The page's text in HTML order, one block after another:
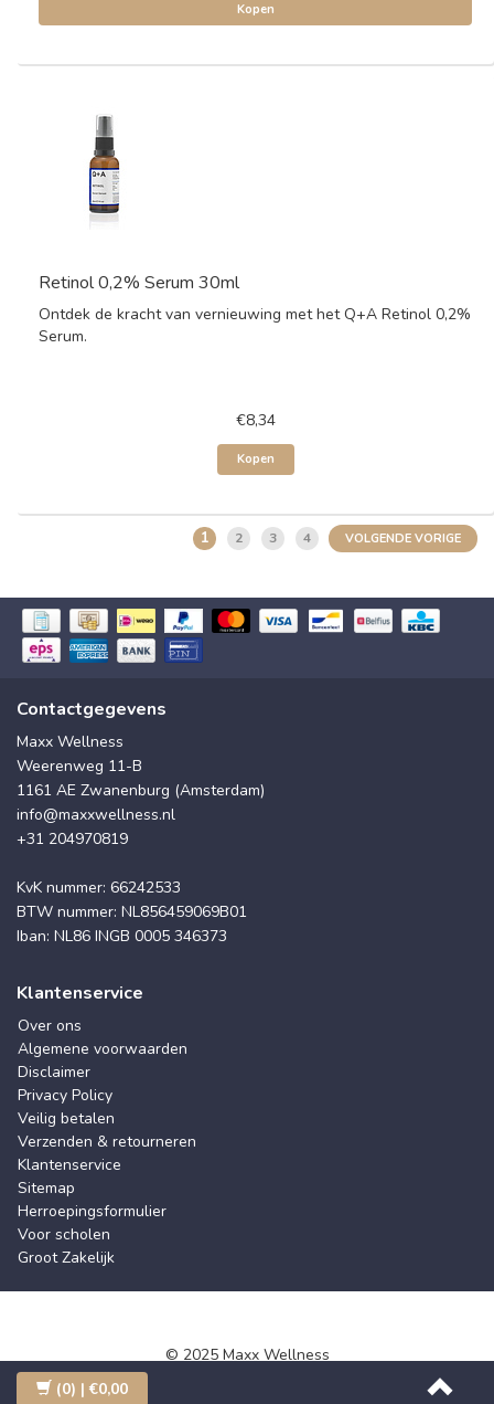
Kopen
Retinol 0,2% Serum 30ml
Ontdek de kracht van vernieuwing met het Q+A Retinol 0,2%
Serum.
€8,34
Kopen
1 2 3 4 VOLGENDE VORIGE
Contactgegevens
Maxx Wellness
Weerenweg 11-B
1161 AE Zwanenburg (Amsterdam)
info@maxxwellness.nl
+31 204970819
KvK nummer: 66242533
BTW nummer: NL856459069B01
Iban: NL86 INGB 0005 346373
Klantenservice
Over ons
Algemene voorwaarden
Disclaimer
Privacy Policy
Veilig betalen
Verzenden & retourneren
Klantenservice
Sitemap
Herroepingsformulier
Voor scholen
Groot Zakelijk
© 2025 Maxx Wellness
(0) | €0,00